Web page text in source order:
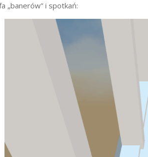
„banerów” i spotkań: